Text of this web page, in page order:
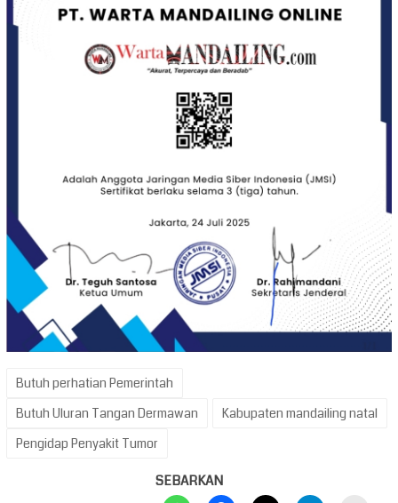
Butuh perhatian Pemerintah
Butuh Uluran Tangan Dermawan
Kabupaten mandailing natal
Pengidap Penyakit Tumor
SEBARKAN